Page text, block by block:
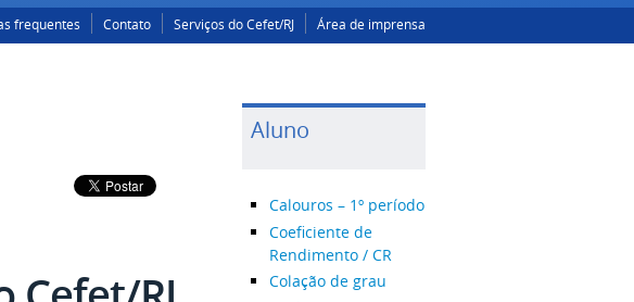
frequentes Contato Serviços do Cefet/RJ Área de imprensa
Aluno
Calouros – 1º período
Coeficiente de
Rendimento / CR
Colação de grau